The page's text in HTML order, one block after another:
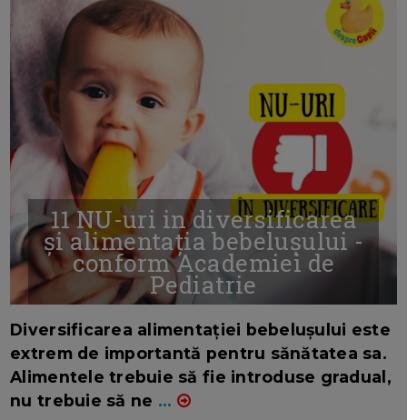
11 NU-uri in diversificarea
și alimentația bebelușului -
conform Academiei de
Pediatrie
Diversificarea alimentației bebelușului este
extrem de importantă pentru sănătatea sa.
Alimentele trebuie să fie introduse gradual,
nu trebuie să ne ...